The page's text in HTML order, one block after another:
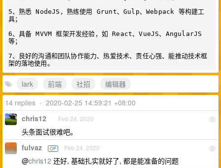
5、熟悉 NodeJS，熟练使用 Grunt、Gulp、Webpack 等构建工
具；
6、具备 MVVM 框架开发经验，如 React、VueJS、AngularJS
等；
7、良好的沟通和团队协作能力、热爱技术、责任心强、能推动技术框
lark 前端 社招
编辑器
14 replies • 2020-02-25 14:59:21 +08:00
1
chris12 Feb 24, 2020
头条面试很难吧。
2
fulvaz OP Feb 24, 2020
@chris12 还好, 基础扎实就好了, 都是能准备的问题